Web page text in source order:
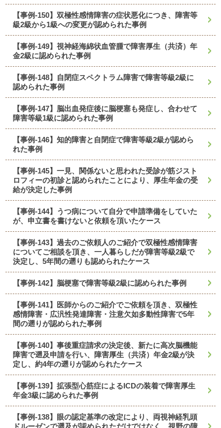
【事例-150】双極性感情障害の症状悪化につき、障害等
級2級から1級への変更が認められた事例
【事例-149】視神経海綿状血管腫で障害厚生（共済）年
金2級に認められた事例
【事例-148】自閉症スペクトラム障害で障害等級2級に
認められた事例
【事例-147】脳出血発症後に脳梗塞も発症し、合わせて
障害等級1級に認められた事例
【事例-146】知的障害と自閉症で障害等級2級が認めら
れた事例
【事例-145】一見、関係ないと思われた受診が筋ジスト
ロフィーの初診と認められたことにより、厚生年金の受
給が決定した事例
【事例-144】うつ病について自分で申請準備をしていた
が、申立書を書けないと依頼を頂いたケース
【事例-143】過去のご依頼人のご紹介で双極性感情障害
についてご相談を頂き、一人暮らしだが障害等級2級で
決定し、5年間の遡りも認められたケース
【事例-142】脳梗塞で障害等級2級に認められた事例
【事例-141】医師からのご紹介でご依頼を頂き、双極性
感情障害・広汎性発達障害・注意欠如多動性障害で5年
間の遡りが認められた事例
【事例-140】事後重症請求の決定後、新たに高次脳機能
障害で遡及申請を行い、障害厚生（共済）年金2級が決
定し、約4年の遡りが認められたケース
【事例-139】拡張型心筋症によるICDの装着で障害厚生
年金3級に認められた事例
【事例-138】眼の認定基準の改定により、両視神経乳頭